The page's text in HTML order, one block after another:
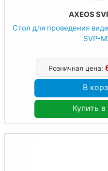
AXEOS
Стол для проведения
SVP-
Розничная цена:
В
Купить в